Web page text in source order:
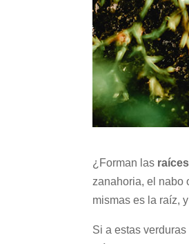
¿Forman las raíces
zanahoria, el nabo
mismas es la raíz,
Si a estas